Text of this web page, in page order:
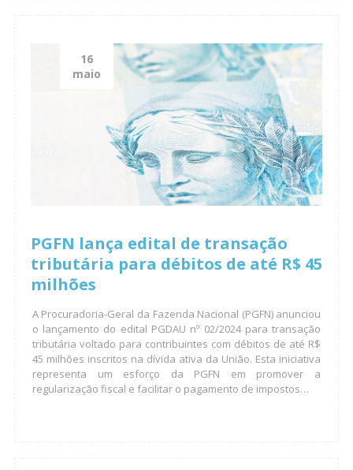
16
maio
PGFN lança edital de transação
tributária para débitos de até R$ 45
milhões
A Procuradoria-Geral da Fazenda Nacional (PGFN) anunciou
o lançamento do edital PGDAU nº 02/2024 para transação
tributária voltado para contribuintes com débitos de até R$
45 milhões inscritos na dívida ativa da União. Esta iniciativa
representa um esforço da PGFN em promover a
regularização fiscal e facilitar o pagamento de impostos…